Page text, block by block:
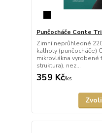
Punčocháče Conte
Zimní neprůhledné
kalhoty (punčocháče)
mikrovlákna vyrobené
struktura), nez...
359 Kč/ks